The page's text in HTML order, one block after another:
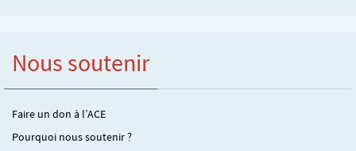
Nous soutenir
Faire un don à l’ACE
Pourquoi nous soutenir ?